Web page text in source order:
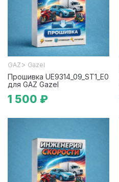
GAZ > Gazel
Прошивка UE9314_09_ST1_E0
для GAZ Gazel
1 500 ₽